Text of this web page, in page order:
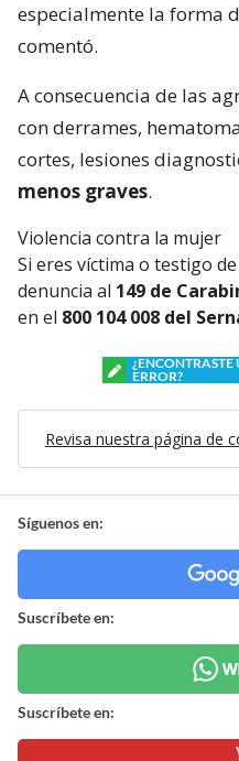
especialmente la forma
comentó.
A consecuencia de las
con derrames,
cortes, lesiones
menos graves.
Violencia contra la mujer
Si eres víctima o testigo
denuncia al 149 de
en el 800 104 008 del
¿ENCONTRASTE
ERROR?
Revisa nuestra página de
Síguenos en:
Suscríbete en:
Suscríbete en: